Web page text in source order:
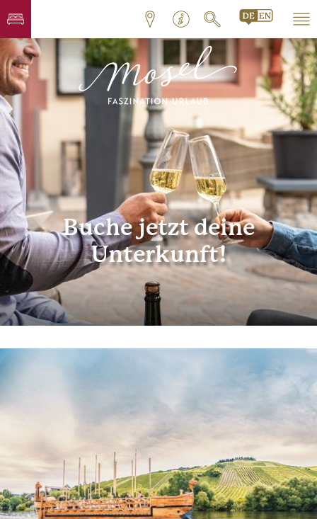
Buche jetzt deine
Unterkunft!